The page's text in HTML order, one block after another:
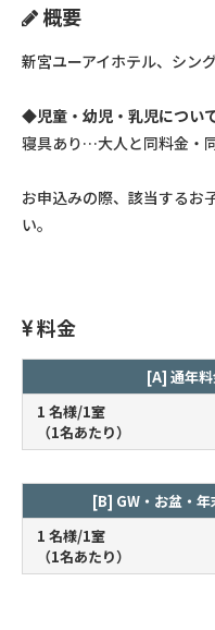
概要
新宮ユーアイホテル、シン
◆児童・幼児・乳児につい
寝具あり…大人と同料金・
お申込みの際、該当するお
い。
料金
[A] 通年料
1 名様/1室
（1名あたり）
[B] GW・お盆・年
1 名様/1室
（1名あたり）